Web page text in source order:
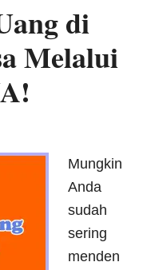
di
Melalui
Mungkin
Anda
sudah
sering
menden